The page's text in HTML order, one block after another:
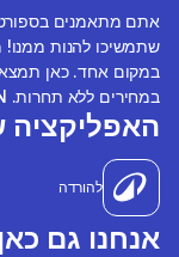
אתם מתאמנים בספורט
שתמשיכו להנות ממנו!
במקום אחד. כאן
במחירים ללא תחרות. DECATHLON. עושים ספורט יחד!
האפליקציה
להורדה
אנחנו גם כאן